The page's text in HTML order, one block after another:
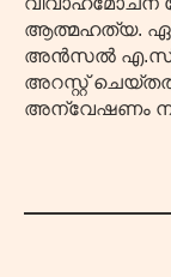
ആത്മഹത്യ.
അൻസൽ
അറസ്റ്റ്
അന്വേഷണം